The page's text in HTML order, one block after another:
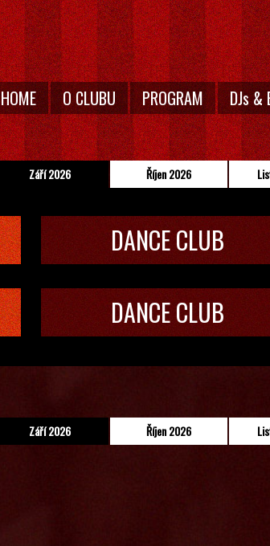
HOME O CLUBU PROGRAM DJs &
Září 2026 Říjen 2026
DANCE CLUB
DANCE CLUB
Září 2026 Říjen 2026